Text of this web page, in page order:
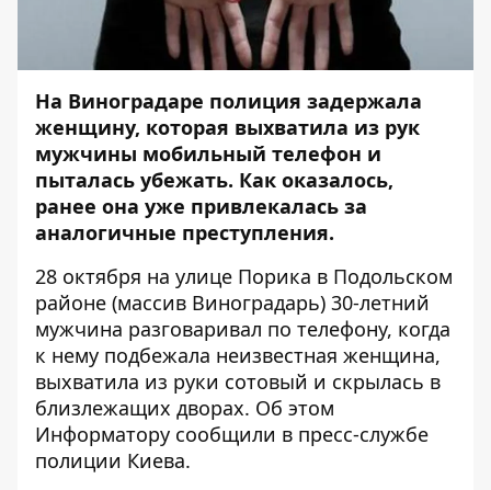
На Виноградаре полиция задержала
женщину, которая выхватила из рук
мужчины мобильный телефон и
пыталась убежать. Как оказалось,
ранее она уже привлекалась за
аналогичные преступления.
28 октября на улице Порика в Подольском
районе (массив Виноградарь) 30-летний
мужчина разговаривал по телефону, когда
к нему подбежала неизвестная женщина,
выхватила из руки сотовый и скрылась в
близлежащих дворах. Об этом
Информатору сообщили в пресс-службе
полиции Киева.